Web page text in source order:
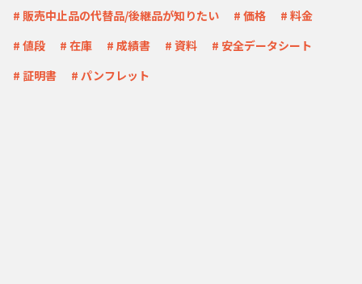
# 販売中止品の代替品/後継品が知りたい # 価格
# 料金
# 値段
# 在庫 # 成績書 # 資料
# 安全データシート
# 証明書
# パンフレット